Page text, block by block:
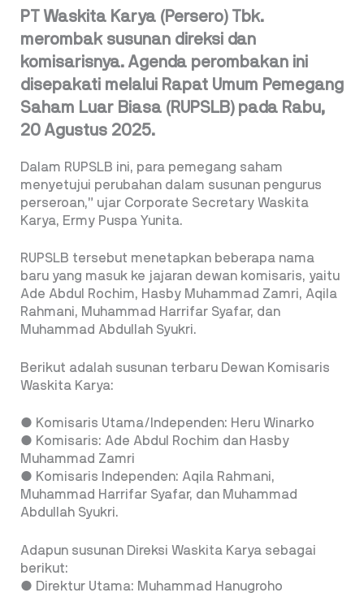
PT Waskita Karya (Persero) Tbk.
merombak susunan direksi dan
komisarisnya. Agenda perombakan ini
disepakati melalui Rapat Umum Pemegang
Saham Luar Biasa (RUPSLB) pada Rabu,
20 Agustus 2025.
Dalam RUPSLB ini, para pemegang saham
menyetujui perubahan dalam susunan pengurus
perseroan,” ujar Corporate Secretary Waskita
Karya, Ermy Puspa Yunita.
RUPSLB tersebut menetapkan beberapa nama
baru yang masuk ke jajaran dewan komisaris, yaitu
Ade Abdul Rochim, Hasby Muhammad Zamri, Aqila
Rahmani, Muhammad Harrifar Syafar, dan
Muhammad Abdullah Syukri.
Berikut adalah susunan terbaru Dewan Komisaris
Waskita Karya:
● Komisaris Utama/Independen: Heru Winarko
● Komisaris: Ade Abdul Rochim dan Hasby
Muhammad Zamri
● Komisaris Independen: Aqila Rahmani,
Muhammad Harrifar Syafar, dan Muhammad
Abdullah Syukri.
Adapun susunan Direksi Waskita Karya sebagai
berikut:
● Direktur Utama: Muhammad Hanugroho